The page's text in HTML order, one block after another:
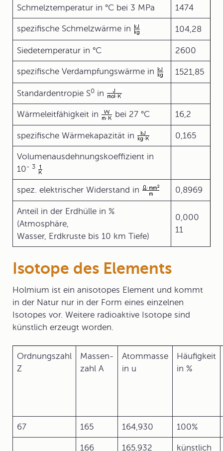
Schmelztemperatur in °C bei 3 MPa 1474
spezifische Schmelzwärme in 104,28
Siedetemperatur in °C 2600
spezifische Verdampfungswärme in 1521,85
Standardentropie S0 in
Wärmeleitfähigkeit in bei 27 °C 16,2
spezifische Wärmekapazität in 0,165
Volumenausdehnungskoeffizient in
10- 3
spez. elektrischer Widerstand in 0,8969
Anteil in der Erdhülle in %
(Atmosphäre,
Wasser, Erdkruste bis 10 km Tiefe)
0,000
11
Isotope des Elements
Holmium ist ein anisotopes Element und kommt
in der Natur nur in der Form eines einzelnen
Isotopes vor. Weitere radioaktive Isotope sind
künstlich erzeugt worden.
Ordnungszahl
Z
Massen-
zahl A
Atommasse
in u
Häufigkeit
in %
67 165 164,930 100%
166 165,932 künstlich